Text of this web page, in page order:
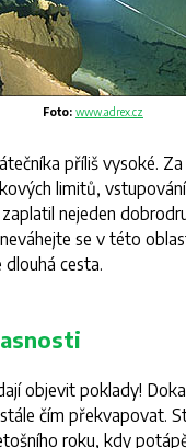
Foto: www.adrex.cz
příliš vysoké. Za
limitů,
nejeden
se v této
dlouhá cesta.
objevit poklady!
čím překvapovat.
roku, kdy